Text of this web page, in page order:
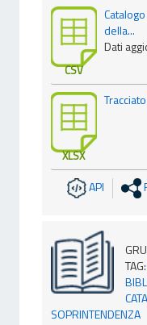
CSV
della...
Dati
XLSX
API
TAG
SOPRINTENDENZA